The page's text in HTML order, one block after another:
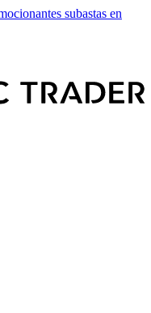
subastas en